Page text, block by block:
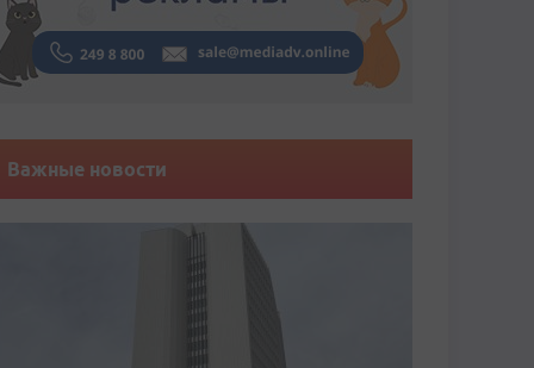
Важные новости